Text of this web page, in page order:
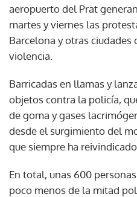
aeropuerto del Prat
martes y viernes las
Barcelona y otras ciudades
violencia.
Barricadas en llamas y
objetos contra la policía,
de goma y gases
desde el surgimiento del
que siempre ha
En total, unas 600
poco menos de la mitad